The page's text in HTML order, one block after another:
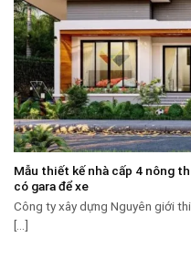
Mẫu thiết kế nhà cấp 4 nông
có gara để xe
Công ty xây dựng Nguyên giới
[...]